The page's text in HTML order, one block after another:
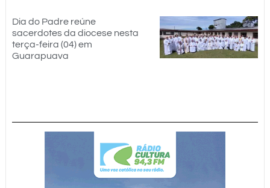
Dia do Padre reúne
sacerdotes da diocese nesta
terça-feira (04) em
Guarapuava